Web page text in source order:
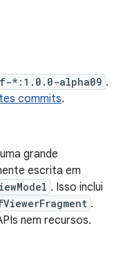
*:1.0.0-alpha09 .
commits.
grande
escrita em
. Isso inclui
.
nem recursos.